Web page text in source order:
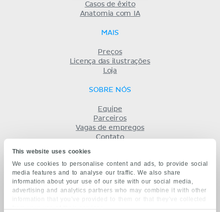
This website uses cookies
We use cookies to personalise content and ads, to provide social
media features and to analyse our traffic. We also share
information about your use of our site with our social media,
advertising and analytics partners who may combine it with other
information that you’ve provided to them or that they’ve collected
from your use of their services.
Casos de êxito
Anatomia com IA
MAIS
Preços
Licença das ilustrações
Loja
SOBRE NÓS
Equipe
Parceiros
Vagas de empregos
Contato
Privacidade
KENHUB EM...
English